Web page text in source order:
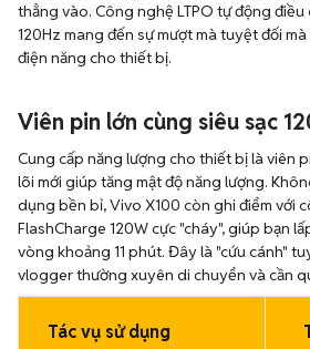
thẳng vào. Công nghệ LTPO tự động
120Hz mang đến sự mượt mà tuyệt đối
điện năng cho thiết bị.
Viên pin lớn cùng siêu sạc
Cung cấp năng lượng cho thiết bị là viên
lõi mới giúp tăng mật độ năng lượng.
dụng bền bỉ, Vivo X100 còn ghi điểm với
FlashCharge 120W cực "cháy", giúp bạn
vòng khoảng 11 phút. Đây là "cứu cánh"
vlogger thường xuyên di chuyển và cần
Tác vụ sử dụng